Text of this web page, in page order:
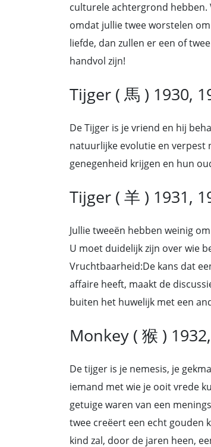
culturele achtergrond hebben.
omdat jullie twee worstelen
liefde, dan zullen er een of
handvol zijn!
Tijger ( 馬 ) 1930,
De Tijger is je vriend en hij
natuurlijke evolutie en verpest
genegenheid krijgen en hun
Tijger ( 羊 ) 1931,
Jullie tweeën hebben weinig
U moet duidelijk zijn over wie
Vruchtbaarheid:De kans dat
affaire heeft, maakt de
buiten het huwelijk met een
Monkey ( 猴 )
De tijger is je nemesis, je
iemand met wie je ooit vrede
getuige waren van een
twee creëert een echt gouden
kind zal, door de jaren heen,